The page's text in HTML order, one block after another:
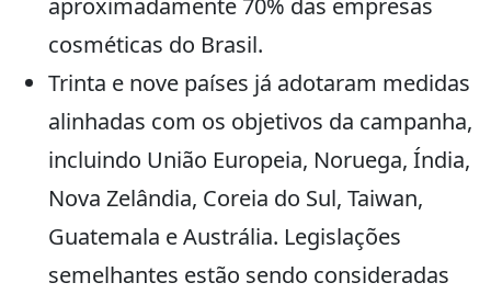
aproximadamente 70% das empresas
cosméticas do Brasil.
Trinta e nove países já adotaram medidas
alinhadas com os objetivos da campanha,
incluindo União Europeia, Noruega, Índia,
Nova Zelândia, Coreia do Sul, Taiwan,
Guatemala e Austrália. Legislações
semelhantes estão sendo consideradas